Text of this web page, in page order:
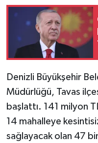
Denizli Büyükşehir
Müdürlüğü, Tavas
başlattı. 141 milyon
14 mahalleye
sağlayacak olan 47